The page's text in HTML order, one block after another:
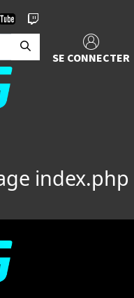
SE CONNECTER
index.php